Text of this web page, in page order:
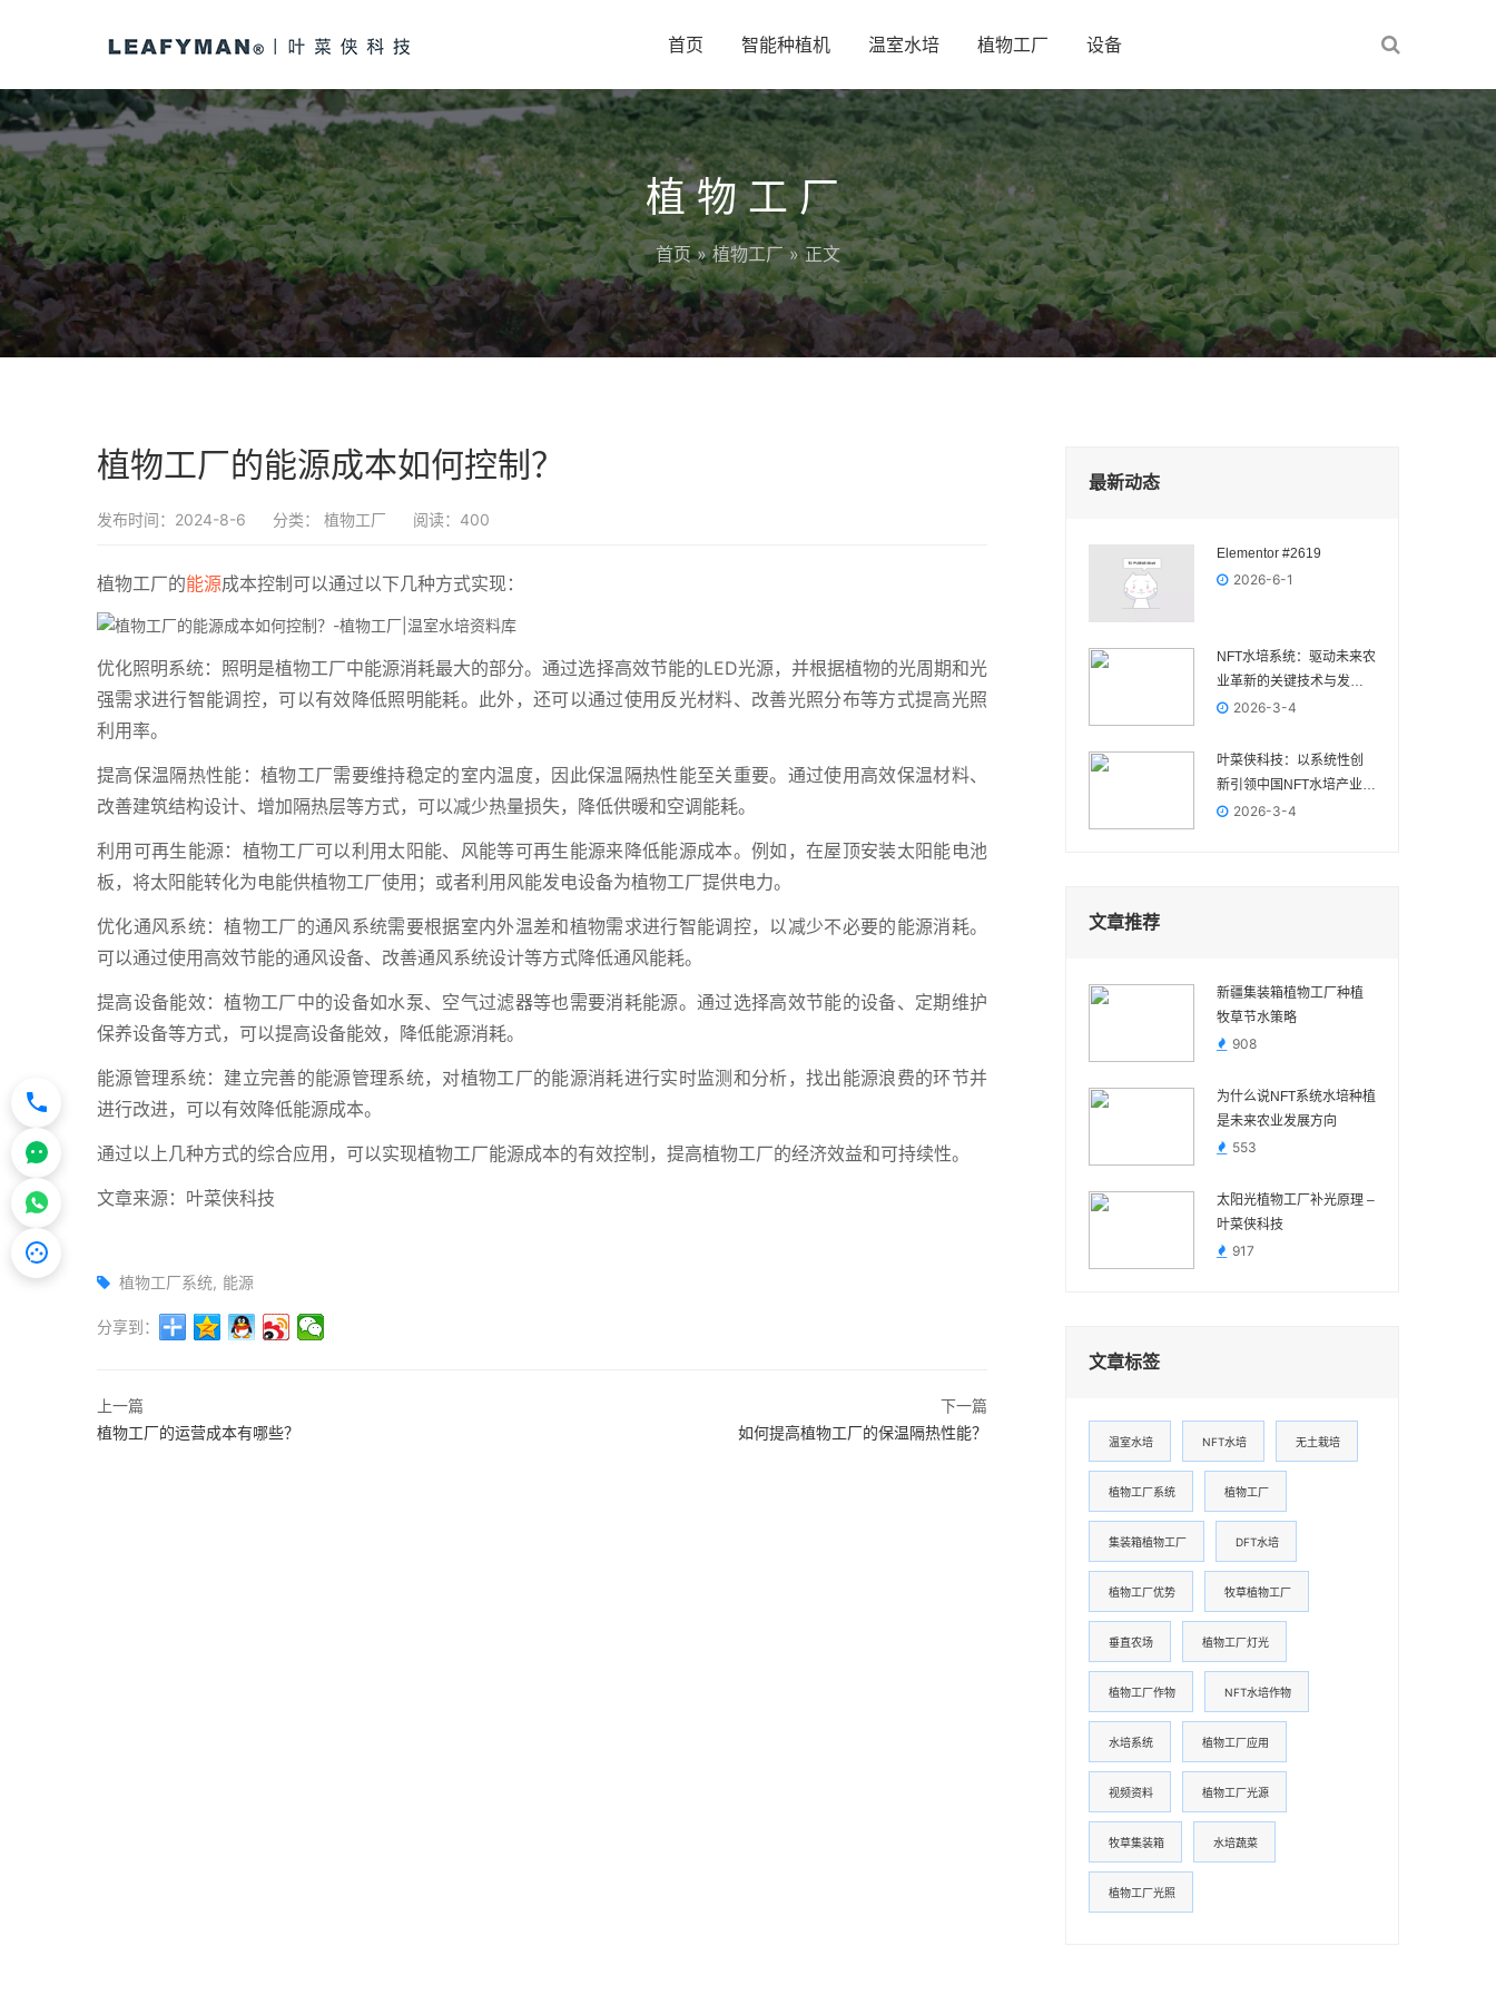
首页 智能种植机 温室水培 植物工厂 设备
植物工厂
首页 »植物工厂» 正文
植物工厂的能源成本如何控制？
发布时间：2024-8-6 分类： 植物工厂 阅读：400
植物工厂的能源成本控制可以通过以下几种方式实现：
优化照明系统：照明是植物工厂中能源消耗最大的部分。通过选择高效节能的LED光源，并根据植物的光周期和光
强需求进行智能调控，可以有效降低照明能耗。此外，还可以通过使用反光材料、改善光照分布等方式提高光照
利用率。
提高保温隔热性能：植物工厂需要维持稳定的室内温度，因此保温隔热性能至关重要。通过使用高效保温材料、
改善建筑结构设计、增加隔热层等方式，可以减少热量损失，降低供暖和空调能耗。
利用可再生能源：植物工厂可以利用太阳能、风能等可再生能源来降低能源成本。例如，在屋顶安装太阳能电池
板，将太阳能转化为电能供植物工厂使用；或者利用风能发电设备为植物工厂提供电力。
优化通风系统：植物工厂的通风系统需要根据室内外温差和植物需求进行智能调控，以减少不必要的能源消耗。
可以通过使用高效节能的通风设备、改善通风系统设计等方式降低通风能耗。
提高设备能效：植物工厂中的设备如水泵、空气过滤器等也需要消耗能源。通过选择高效节能的设备、定期维护
保养设备等方式，可以提高设备能效，降低能源消耗。
能源管理系统：建立完善的能源管理系统，对植物工厂的能源消耗进行实时监测和分析，找出能源浪费的环节并
进行改进，可以有效降低能源成本。
通过以上几种方式的综合应用，可以实现植物工厂能源成本的有效控制，提高植物工厂的经济效益和可持续性。
文章来源：叶菜侠科技
植物工厂系统 能源
分享到：
上一篇
植物工厂的运营成本有哪些？
下一篇
如何提高植物工厂的保温隔热性能？
最新动态
Elementor #2619
2026-6-1
NFT水培系统：驱动未来农
业革新的关键技术与发展
前景2026-3-4
叶菜侠科技：以系统性创
新引领中国NFT水培产业高
质量发展
2026-3-4
文章推荐
新疆集装箱植物工厂种植
牧草节水策略
908
为什么说NFT系统水培种植
是未来农业发展方向
553
太阳光植物工厂补光原理 –
叶菜侠科技
917
文章标签
温室水培 NFT水培 无土栽培
植物工厂系统 植物工厂
集装箱植物工厂 DFT水培
植物工厂优势 牧草植物工厂
垂直农场 植物工厂灯光
植物工厂作物 NFT水培作物
水培系统 植物工厂应用
视频资料 植物工厂光源
牧草集装箱 水培蔬菜
植物工厂光照